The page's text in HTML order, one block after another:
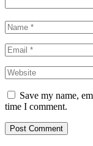
Save my name,
time I comment.